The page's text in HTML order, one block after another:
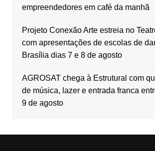
empreendedores em café da manhã
Projeto Conexão Arte estreia no
com apresentações de escolas de
Brasília dias 7 e 8 de agosto
AGROSAT chega à Estrutural com
de música, lazer e entrada franca
9 de agosto